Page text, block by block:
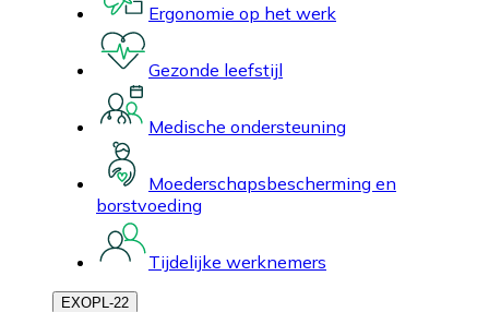
Ergonomie op het werk
Gezonde leefstijl
Medische ondersteuning
Moederschapsbescherming en
borstvoeding
Tijdelijke werknemers
EXOPL-22